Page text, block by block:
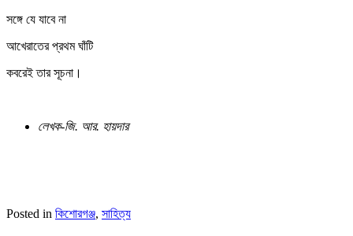
সঙ্গে যে যাবে না
আখেরাতের প্রথম ঘাঁটি
কবরেই তার সূচনা।
লেখক-জি. আর. হায়দার
Posted in কিশোরগঞ্জ, সাহিত্য